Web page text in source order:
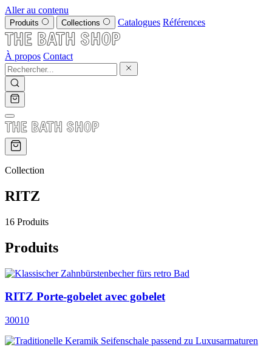
Aller au contenu
Produits Collections Catalogues Références
À propos Contact
Collection
RITZ
16 Produits
Produits
RITZ Porte-gobelet avec gobelet
30010